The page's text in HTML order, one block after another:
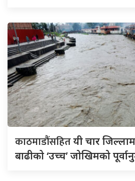
काठमाडौंसहितयी चार
बाढीको ‘उच्च’ जोखिमको